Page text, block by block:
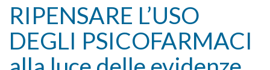
RIPENSARE L’USO
DEGLI PSICOFARMACI